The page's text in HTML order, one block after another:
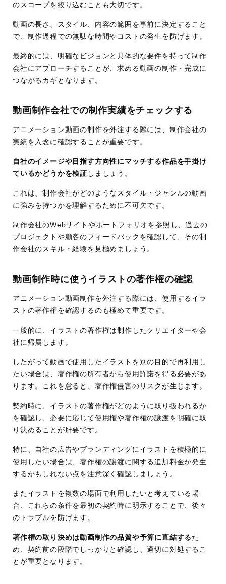
のスコープを絞り込むことも大切です。
動画の長さ、スタイル、内容の範囲を事前に決定すること
で、制作過程での無駄な時間やコストの発生を防げます。
最終的には、明確なビジョンと具体的な要件を持って制作
会社にアプローチすることが、求める動画の制作・完成に
つながるカギとなります。
動画制作会社での制作実績をチェックする
アニメーション動画の制作を外注する際には、制作会社の
実績を入念に確認することが重要です。
自社のイメージや目指す方向性にマッチする作品を手掛け
ているかどうかを検証 しましょう。
これは、制作会社がどのようなスタイル・ジャンルの動画
に強みを持つかを理解するために不可欠です。
制作会社のWebサイトやポートフォリオを参照し、過去の
プロジェクトや顧客のフィードバックを確認して、その制
作会社のスキル・経験を見極めましょう。
動画制作時に使うイラストの著作権の確認
アニメーション動画制作を外注する際には、使用するイラ
ストの著作権を確認するのも極めて重要です。
一般的に、イラストの著作権は制作したクリエイターや会
社に帰属します。
したがって動画で使用したイラストを別の目的で再利用し
たい場合は、著作権の所有者から使用許諾を得る必要があ
ります。これを怠ると、著作権侵害のリスクが生じます。
契約時に、イラストの著作権がどのように取り扱われるか
を確認し、必要に応じて使用権や著作権の譲渡を明確に取
り決めることが肝要です。
特に、自社の広告やブランディングにイラストを積極的に
使用したい場合は、著作権の譲渡に関する追加料金が発生
するかもしれない点を注意深く確認しましょう。
またイラストを複数の場面で利用したいと考えている場
合、これらの条件を最初の契約時に明示することで、後々
のトラブルを防げます。
著作権の取り決めは動画制作の品質や予算に直結する た
め、契約前の段階でしっかりと確認し、適切に対処するこ
とが重要となります。